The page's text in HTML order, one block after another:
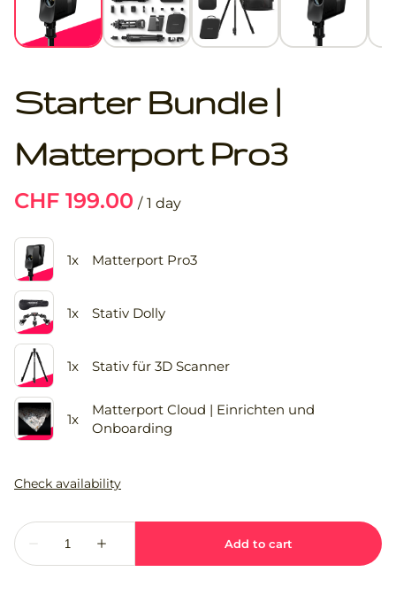
Starter Bundle |
Matterport Pro3
/